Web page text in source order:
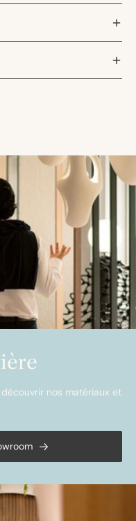
nos matériaux et